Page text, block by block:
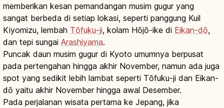
memberikan kesan pemandangan musim gugur yang
sangat berbeda di setiap lokasi, seperti panggung Kuil
Kiyomizu, lembah Tōfuku-ji, kolam Hōjō-ike di Eikan-dō,
dan tepi sungai Arashiyama.
Puncak daun musim gugur di Kyoto umumnya berpusat
pada pertengahan hingga akhir November, namun ada juga
spot yang sedikit lebih lambat seperti Tōfuku-ji dan Eikan-
dō yaitu akhir November hingga awal Desember.
Pada perjalanan wisata pertama ke Jepang, jika